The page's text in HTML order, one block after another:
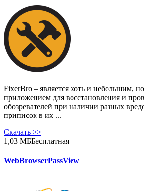
FixerBro – является хоть и небольшим,
приложением для восстановления и
обозревателей при наличии разных
приписок в их ...
Скачать >>
1,03 МББесплатная
WebBrowserPassView